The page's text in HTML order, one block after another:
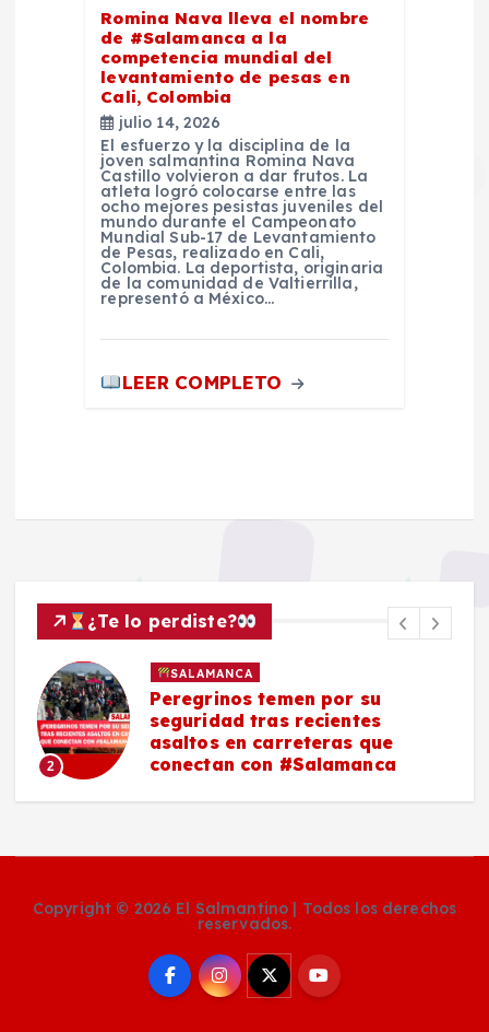
Romina Nava lleva el nombre
de #Salamanca a la
competencia mundial del
levantamiento de pesas en
Cali, Colombia
julio 14, 2026
El esfuerzo y la disciplina de la
joven salmantina Romina Nava
Castillo volvieron a dar frutos. La
atleta logró colocarse entre las
ocho mejores pesistas juveniles del
mundo durante el Campeonato
Mundial Sub-17 de Levantamiento
de Pesas, realizado en Cali,
Colombia. La deportista, originaria
de la comunidad de Valtierrilla,
representó a México…
LEER COMPLETO
¿Te lo perdiste?
2
SALAMANCA
Peregrinos temen por su
seguridad tras recientes
asaltos en carreteras que
conectan con #Salamanca
Copyright © 2026 El Salmantino | Todos los derechos
reservados.